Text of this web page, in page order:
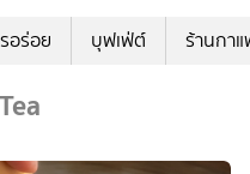
อร่อย บุฟเฟ่ต์ ร้านกา